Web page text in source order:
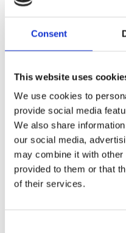
Consent
This website uses
We use cookies to
provide social media
We also share
our social media,
may combine it with other
provided to them or that
of their services.
100mm diameter; overall
F
c
e
b
o
o
k
Omdömen
Du